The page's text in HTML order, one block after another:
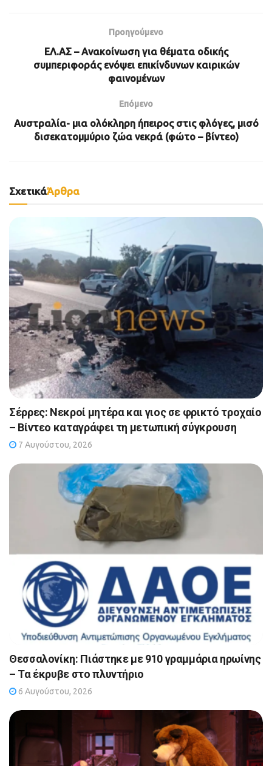
Προηγούμενο
ΕΛ.ΑΣ – Ανακοίνωση για θέματα οδικής
συμπεριφοράς ενόψει επικίνδυνων καιρικών
φαινομένων
Επόμενο
Αυστραλία- μια ολόκληρη ήπειρος στις φλόγες, μισό
δισεκατομμύριο ζώα νεκρά (φώτο – βίντεο)
ΣχετικάΆρθρα
Σέρρες: Νεκροί μητέρα και γιος σε φρικτό τροχαίο
– Βίντεο καταγράφει τη μετωπική σύγκρουση
7 Αυγούστου, 2026
Θεσσαλονίκη: Πιάστηκε με 910 γραμμάρια ηρωίνης
– Τα έκρυβε στο πλυντήριο
6 Αυγούστου, 2026